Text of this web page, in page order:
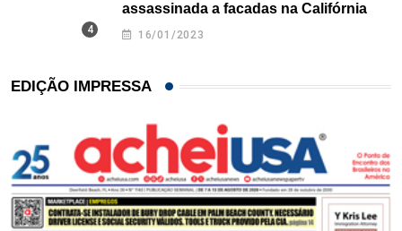
assassinada a facadas na Califórnia
16/01/2023
EDIÇÃO IMPRESSA